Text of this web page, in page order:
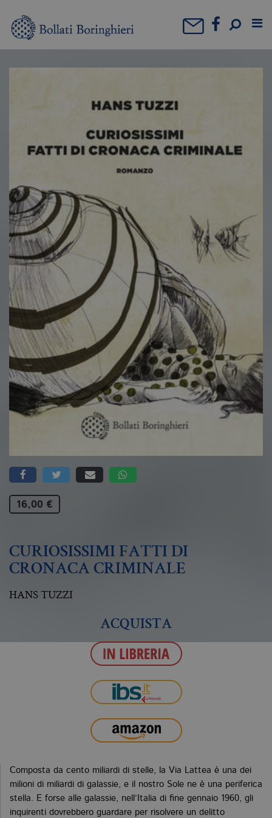
16,00 €
CURIOSISSIMI FATTI DI
CRONACA CRIMINALE
HANS TUZZI
ACQUISTA
Composta da cento miliardi di stelle, la Via Lattea è una dei
milioni di miliardi di galassie, e il nostro Sole ne è una periferica
stella. E forse alle galassie, nell’Italia di fine gennaio 1960, gli
inquirenti dovrebbero guardare per risolvere un delitto